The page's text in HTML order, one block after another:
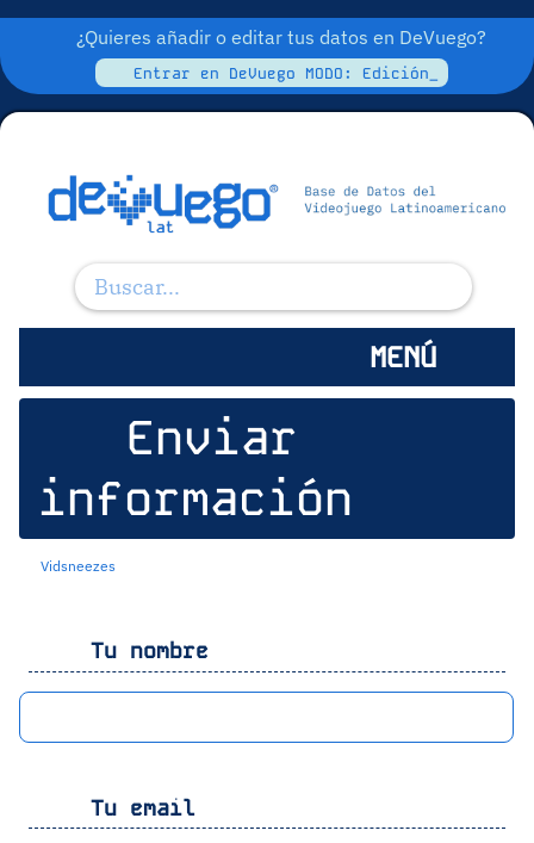
¿Quieres añadir o editar tus datos en DeVuego?
Entrar en DeVuego MODO: Edición_
MENÚ
Enviar
información
Vidsneezes
Tu nombre
Tu email